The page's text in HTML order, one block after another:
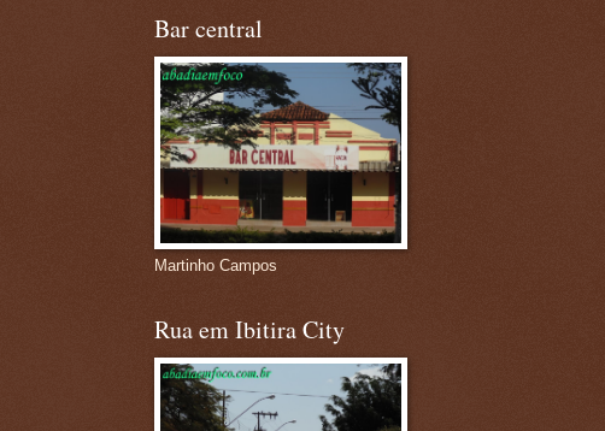
Bar central
Martinho Campos
Rua em Ibitira City